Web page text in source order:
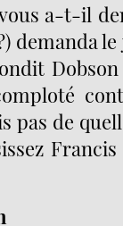
a-t-il
demanda
pas de